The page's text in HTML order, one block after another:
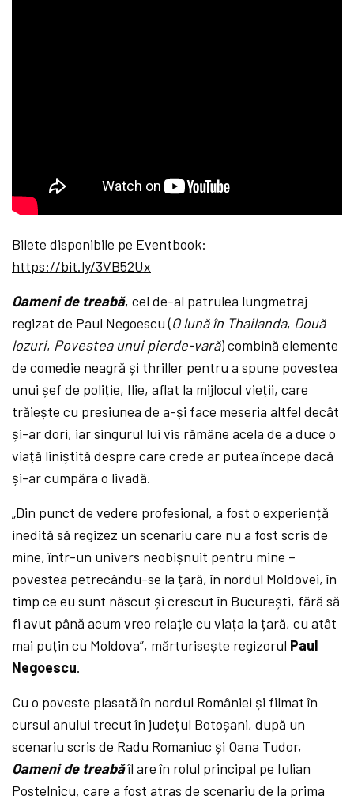
Bilete disponibile pe Eventbook:
https://bit.ly/3VB52Ux
Oameni de treabă,cel de-al patrulea lungmetraj
regizat de Paul Negoescu (O lună în Thailanda, Două
lozuri, Povestea unui pierde-vară) combinăelemente
de comedie neagră și thriller pentru a spune povestea
unui șef de poliție, Ilie, aflat la mijlocul vieții, care
trăiește cu presiunea de a-și face meseria altfel decât
și-ar dori, iar singurul lui vis rămâne acela de a duce o
viață liniștită despre care crede ar putea începe dacă
și-ar cumpăra o livadă.
„Din punct de vedere profesional, a fost o experiență
inedită să regizez un scenariu care nu a fost scris de
mine, într-un univers neobișnuit pentru mine –
povestea petrecându-se la țară, în nordul Moldovei, în
timp ce eu sunt născut și crescut în București, fără să
fi avut până acum vreo relație cu viața la țară, cu atât
mai puțin cu Moldova”, mărturisește regizorul Paul
Negoescu.
Cu o poveste plasată în nordul României și filmat în
cursul anului trecut în județul Botoșani, după un
scenariu scris de Radu Romaniuc și Oana Tudor,
Oameni de treabăîl are în rolul principal pe Iulian
Postelnicu, care a fost atras de scenariu de la prima